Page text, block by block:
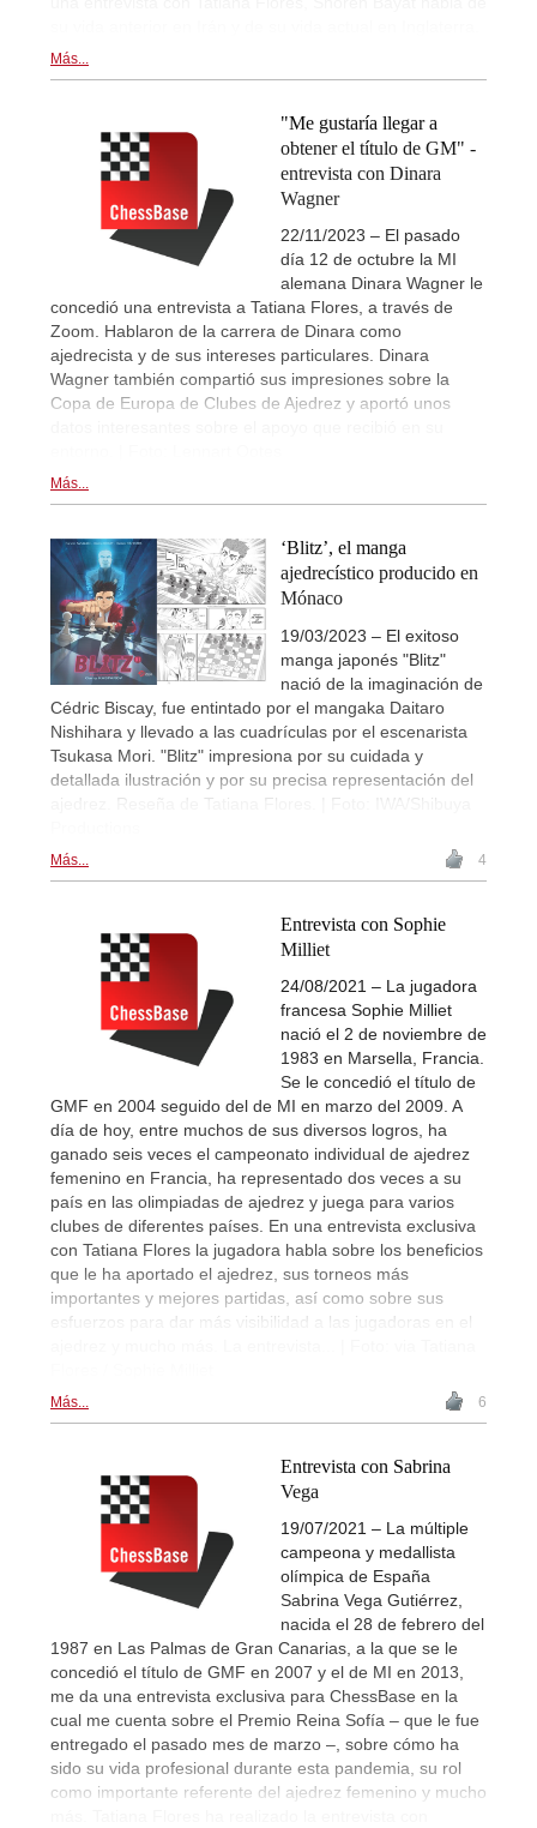
Más...
"Me gustaría llegar a
obtener el título de GM" -
entrevista con Dinara
Wagner
22/11/2023 – El pasado
día 12 de octubre la MI
alemana Dinara Wagner le
concedió una entrevista a Tatiana Flores, a través de
Zoom. Hablaron de la carrera de Dinara como
ajedrecista y de sus intereses particulares. Dinara
Wagner también compartió sus impresiones sobre la
Copa de Europa de Clubes de Ajedrez y aportó unos
Más...
‘Blitz’, el manga
ajedrecístico producido en
Mónaco
19/03/2023 – El exitoso
manga japonés "Blitz"
nació de la imaginación de
Cédric Biscay, fue entintado por el mangaka Daitaro
Nishihara y llevado a las cuadrículas por el escenarista
Tsukasa Mori. "Blitz" impresiona por su cuidada y
detallada ilustración y por su precisa representación del
ajedrez. Reseña de Tatiana Flores. | Foto: IWA/Shibuya
Más... 4
Entrevista con Sophie
Milliet
24/08/2021 – La jugadora
francesa Sophie Milliet
nació el 2 de noviembre de
1983 en Marsella, Francia.
Se le concedió el título de
GMF en 2004 seguido del de MI en marzo del 2009. A
día de hoy, entre muchos de sus diversos logros, ha
ganado seis veces el campeonato individual de ajedrez
femenino en Francia, ha representado dos veces a su
país en las olimpiadas de ajedrez y juega para varios
clubes de diferentes países. En una entrevista exclusiva
con Tatiana Flores la jugadora habla sobre los beneficios
que le ha aportado el ajedrez, sus torneos más
importantes y mejores partidas, así como sobre sus
esfuerzos para dar más visibilidad a las jugadoras en el
Más... 6
Entrevista con Sabrina
Vega
19/07/2021 – La múltiple
campeona y medallista
olímpica de España
Sabrina Vega Gutiérrez,
nacida el 28 de febrero del
1987 en Las Palmas de Gran Canarias, a la que se le
concedió el título de GMF en 2007 y el de MI en 2013,
me da una entrevista exclusiva para ChessBase en la
cual me cuenta sobre el Premio Reina Sofía – que le fue
entregado el pasado mes de marzo –, sobre cómo ha
sido su vida profesional durante esta pandemia, su rol
como importante referente del ajedrez femenino y mucho